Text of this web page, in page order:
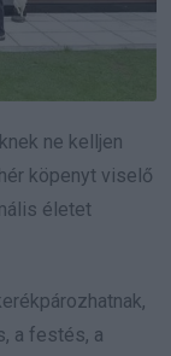
ne kelljen
köpenyt viselő
életet
a festés, a